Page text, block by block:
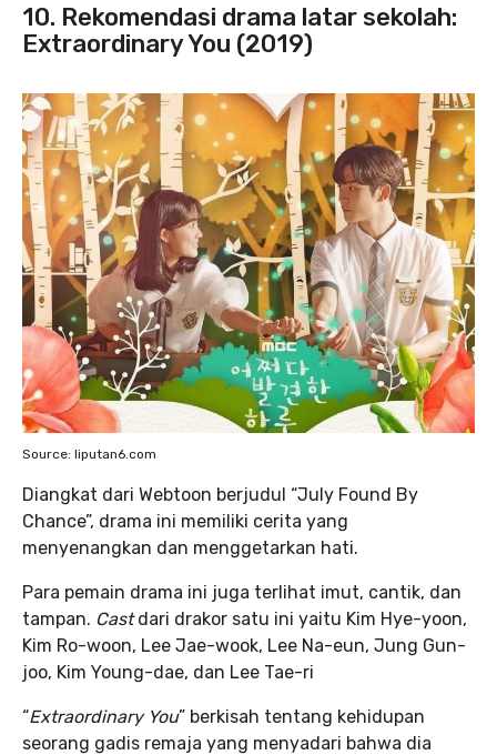
10. Rekomendasi drama latar sekolah:
Extraordinary You (2019)
Source: liputan6.com
Diangkat dari Webtoon berjudul “July Found By
Chance”, drama ini memiliki cerita yang
menyenangkan dan menggetarkan hati.
Para pemain drama ini juga terlihat imut, cantik, dan
tampan. Castdari drakor satu ini yaitu Kim Hye-yoon,
Kim Ro-woon, Lee Jae-wook, Lee Na-eun, Jung Gun-
joo, Kim Young-dae, dan Lee Tae-ri
“Extraordinary You” berkisah tentang kehidupan
seorang gadis remaja yang menyadari bahwa dia